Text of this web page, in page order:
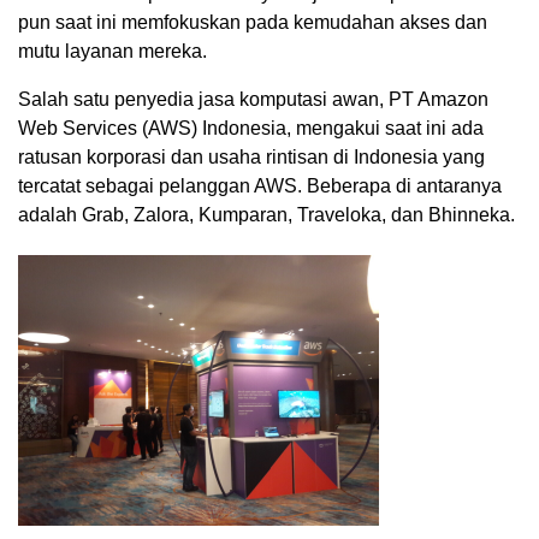
pun saat ini memfokuskan pada kemudahan akses dan
mutu layanan mereka.
Salah satu penyedia jasa komputasi awan, PT Amazon
Web Services (AWS) Indonesia, mengakui saat ini ada
ratusan korporasi dan usaha rintisan di Indonesia yang
tercatat sebagai pelanggan AWS. Beberapa di antaranya
adalah Grab, Zalora, Kumparan, Traveloka, dan Bhinneka.